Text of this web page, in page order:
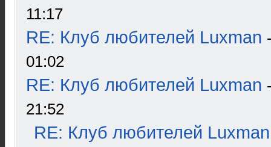
11:17
RE: Клуб любителей Luxman
01:02
RE: Клуб любителей Luxman
21:52
RE: Клуб любителей Luxman